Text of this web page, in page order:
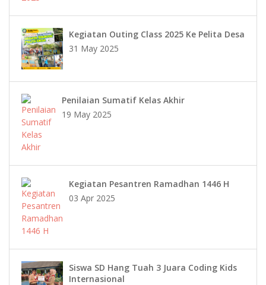
Kegiatan Outing Class 2025 Ke Pelita Desa
31 May 2025
Penilaian Sumatif Kelas Akhir
19 May 2025
Kegiatan Pesantren Ramadhan 1446 H
03 Apr 2025
Siswa SD Hang Tuah 3 Juara Coding Kids
Internasional